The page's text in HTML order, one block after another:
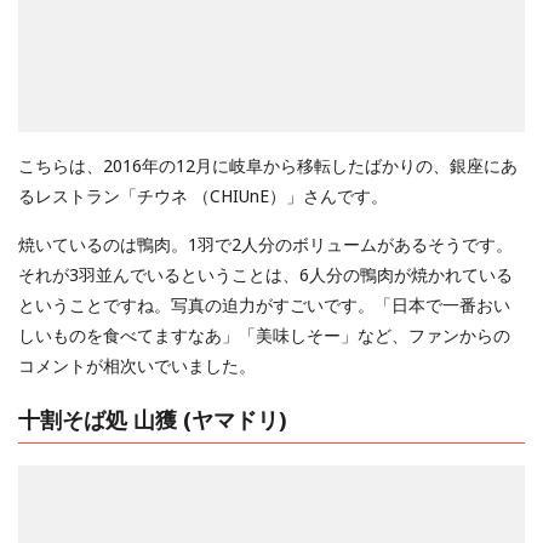
こちらは、2016年の12月に岐阜から移転したばかりの、銀座にあ
るレストラン「チウネ （CHIUnE）」さんです。
焼いているのは鴨肉。1羽で2人分のボリュームがあるそうです。
それが3羽並んでいるということは、6人分の鴨肉が焼かれている
ということですね。写真の迫力がすごいです。「日本で一番おい
しいものを食べてますなあ」「美味しそー」など、ファンからの
コメントが相次いでいました。
十割そば処 山獲 (ヤマドリ)